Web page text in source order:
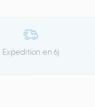
Expedition en 6j